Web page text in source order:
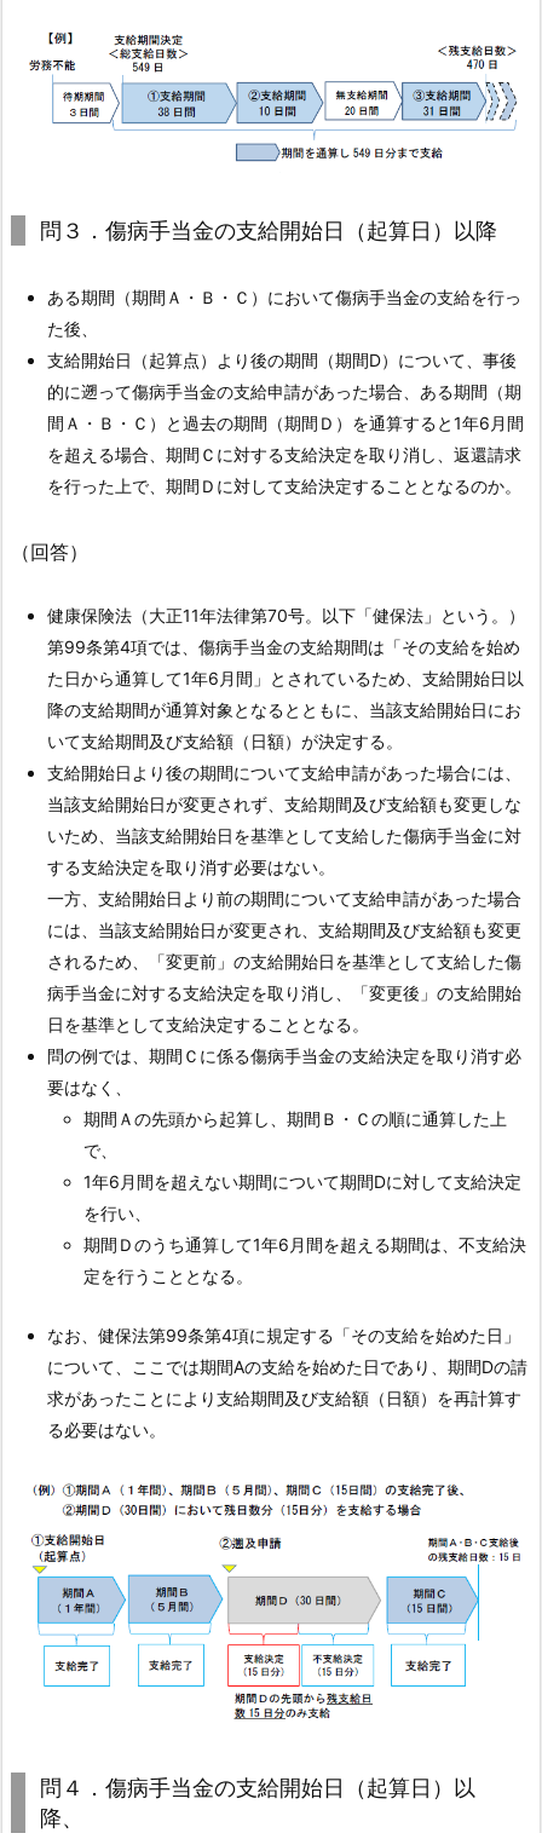
１．
法
正
よ
り、
傷
病
手
支
給
期
間
は、
同
一
の
疾
病
は
負
傷
及
び
こ
れ
に
よ
り
発
疾
病
に
し
「そ
の
支
給
を
問３．傷病手当金の支給開始日（起算日）以降
ある期間（期間Ａ・Ｂ・Ｃ）において傷病手当金の支給を行っ
た後、
支給開始日（起算点）より後の期間（期間D）について、事後
的に遡って傷病手当金の支給申請があった場合、ある期間（期
間Ａ・Ｂ・Ｃ）と過去の期間（期間Ｄ）を通算すると1年6月間
を超える場合、期間Ｃに対する支給決定を取り消し、返還請求
を行った上で、期間Ｄに対して支給決定することとなるのか。
（回答）
健康保険法（大正11年法律第70号。以下「健保法」という。）
第99条第4項では、傷病手当金の支給期間は「その支給を始め
た日から通算して1年6月間」とされているため、支給開始日以
降の支給期間が通算対象となるとともに、当該支給開始日にお
いて支給期間及び支給額（日額）が決定する。
支給開始日より後の期間について支給申請があった場合には、
当該支給開始日が変更されず、支給期間及び支給額も変更しな
いため、当該支給開始日を基準として支給した傷病手当金に対
する支給決定を取り消す必要はない。
一方、支給開始日より前の期間について支給申請があった場合
には、当該支給開始日が変更され、支給期間及び支給額も変更
されるため、「変更前」の支給開始日を基準として支給した傷
病手当金に対する支給決定を取り消し、「変更後」の支給開始
日を基準として支給決定することとなる。
問の例では、期間Ｃに係る傷病手当金の支給決定を取り消す必
要はなく、
期間Ａの先頭から起算し、期間Ｂ・Ｃの順に通算した上
で、
1年6月間を超えない期間について期間Dに対して支給決定
を行い、
期間Ｄのうち通算して1年6月間を超える期間は、不支給決
定を行うこととなる。
なお、健保法第99条第4項に規定する「その支給を始めた日」
について、ここでは期間Aの支給を始めた日であり、期間Dの請
求があったことにより支給期間及び支給額（日額）を再計算す
る必要はない。
問４．傷病手当金の支給開始日（起算日）以
降、